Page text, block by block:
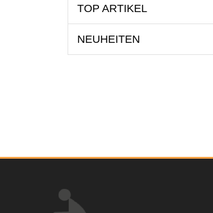
TOP ARTIKEL
NEUHEITEN